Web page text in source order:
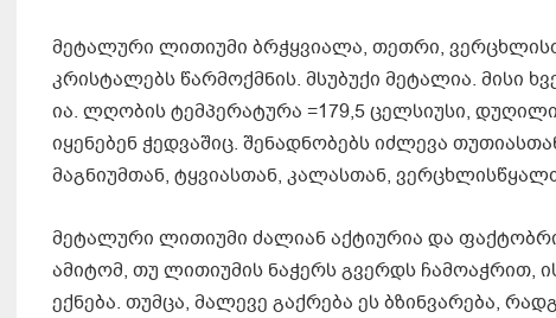
მეტალური ლითიუმი ბრჭყვიალა, თეთრი,
კრისტალებს წარმოქმნის. მსუბუქი მეტალია. მისი
ია. ლღობის ტემპერატურა =179,5 ცელსიუსი,
იყენებენ ჭედვაშიც. შენადნობებს იძლევა
მაგნიუმთან, ტყვიასთან, კალასთან,
მეტალური ლითიუმი ძალიან აქტიურია და
ამიტომ, თუ ლითიუმის ნაჭერს გვერდს ჩამოაჭრით,
ექნება. თუმცა, მალევე გაქრება ეს ბზინვარება,